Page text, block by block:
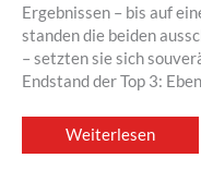
Ergebnissen – bis auf
standen die beiden
– setzten sie sich
Endstand der Top 3:
Jens
Weiterlesen